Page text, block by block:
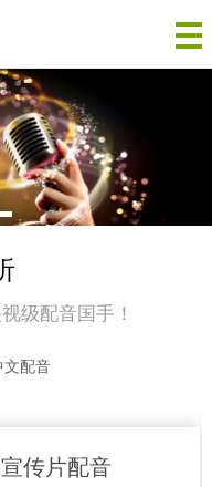
级配音国手！
文配音
传片配音